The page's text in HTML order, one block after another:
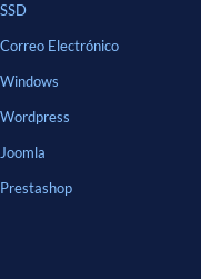
SSD
Correo Electrónico
Windows
Wordpress
Joomla
Prestashop